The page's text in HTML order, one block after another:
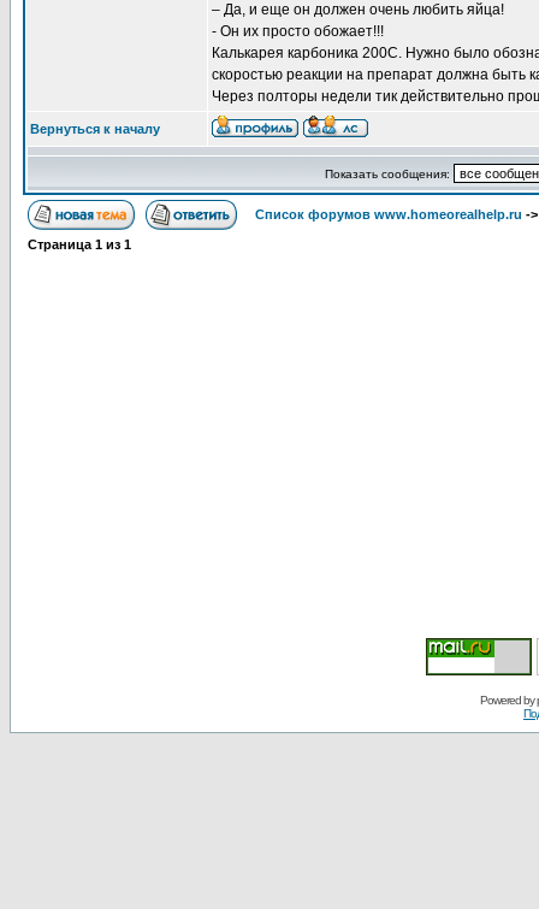
– Да, и еще он должен очень любить яйца!
- Он их просто обожает!!!
Калькарея карбоника 200С. Нужно было
скоростью реакции на препарат должна быть
Через полторы недели тик действительно
Вернуться к началу
Показать сообщения:
Список форумов www.homeorealhelp.ru -
Страница 1 из 1
Powered by